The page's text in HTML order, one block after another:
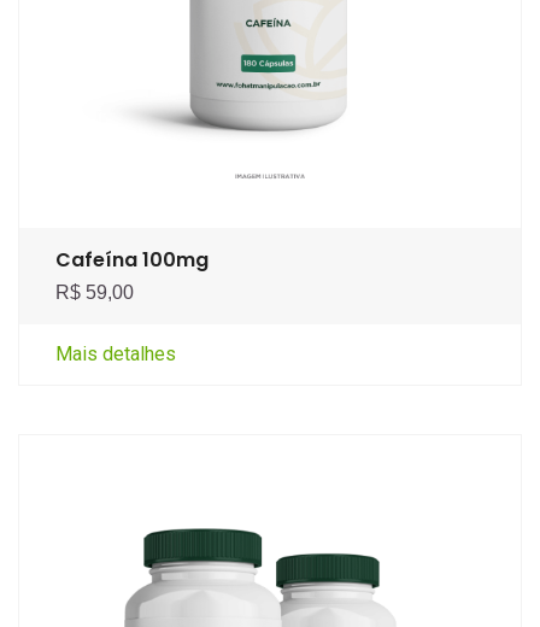
Cafeína 100mg
R$ 59,00
Mais detalhes